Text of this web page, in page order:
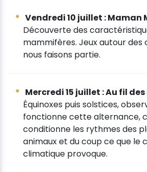
Vendredi 10 juillet : Maman
Découverte des
mammifères. Jeux autour des
nous faisons partie.
Mercredi 15 juillet : Au fil
Équinoxes puis solstices,
fonctionne cette alternance,
conditionne les rythmes des
animaux et du coup ce que le
climatique provoque.